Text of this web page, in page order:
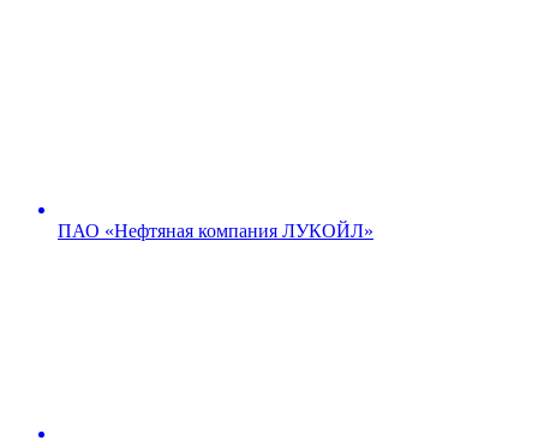
ПАО «Нефтяная компания ЛУКОЙЛ»